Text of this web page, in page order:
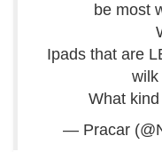
be most
Ipads that are
wilk
What
— Pracar